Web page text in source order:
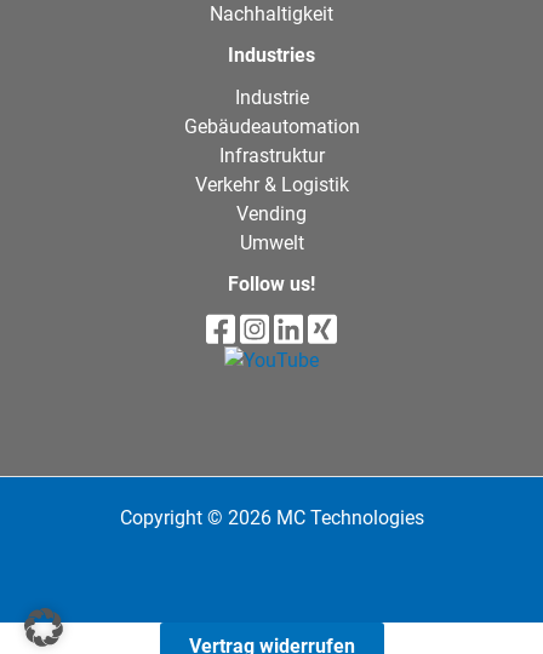
Nachhaltigkeit
Industries
Industrie
Gebäudeautomation
Infrastruktur
Verkehr & Logistik
Vending
Umwelt
Follow us!
Copyright © 2026 MC Technologies
Vertrag widerrufen